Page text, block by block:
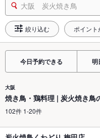
大阪 炭火焼き鳥
絞り込む ポイント
今日予約できる 明
大阪
焼き鳥・鶏料理 | 炭火焼き鳥
102件 1-20件